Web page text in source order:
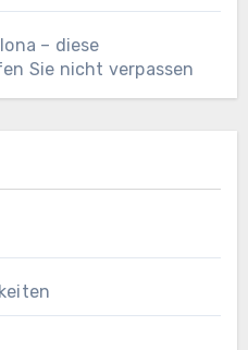
– diese
Sie nicht verpassen